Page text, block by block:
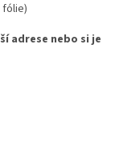
fólie)
adrese nebo si je